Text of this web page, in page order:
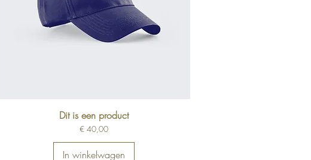
Dit is een product
Prijs
€ 40,00
In winkelwagen